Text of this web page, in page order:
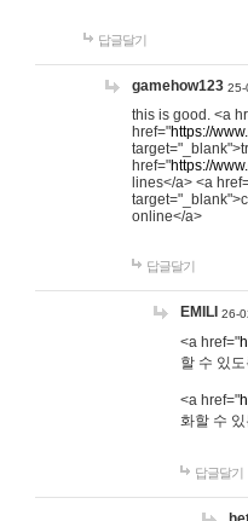
답글달기
gamehow123 25-
this is good. <a
href="https://
href="https://
lines</a> <a
online</a>
답글달기
EMILI 26-
<a href="
할 수 있
<a href="
화할 수
답글달기